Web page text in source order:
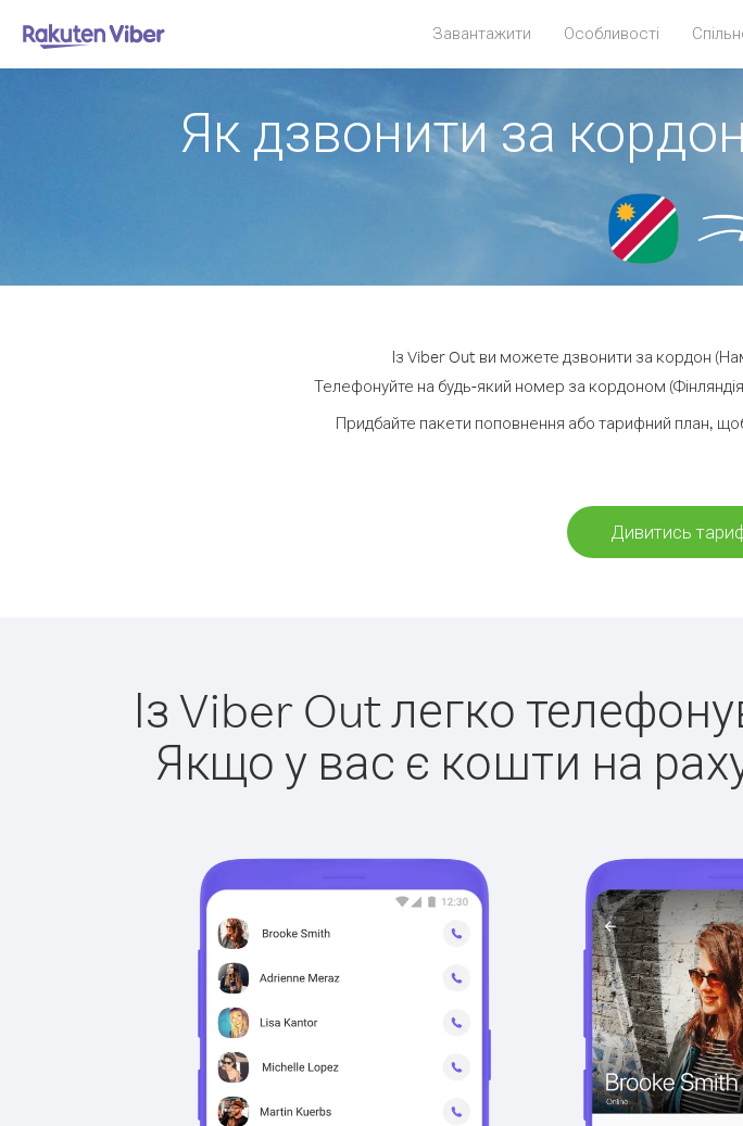
Завантажити Особливості
Як дзвонити за
Із Viber Out ви можете дзвонити за кордон
Телефонуйте на будь-який номер за кордоном
Придбайте пакети поповнення або тарифний план,
Дивитись
Із Viber Out легко
Якщо у вас є кошти на